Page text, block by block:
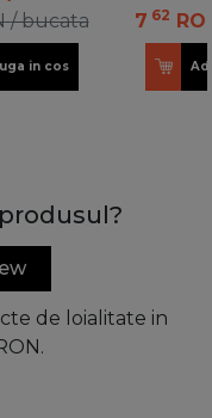
/ bucata
in cos
7 62
de loialitate in